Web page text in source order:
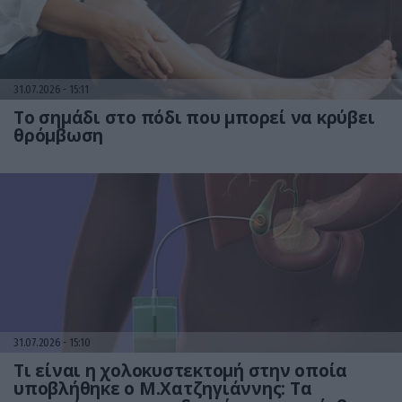
31.07.2026 15:11
Το σημάδι στο πόδι που μπορεί να κρύβει
θρόμβωση
31.07.2026 15:10
Τι είναι η χολοκυστεκτομή στην οποία
υποβλήθηκε ο Μ.Χατζηγιάννης: Tα